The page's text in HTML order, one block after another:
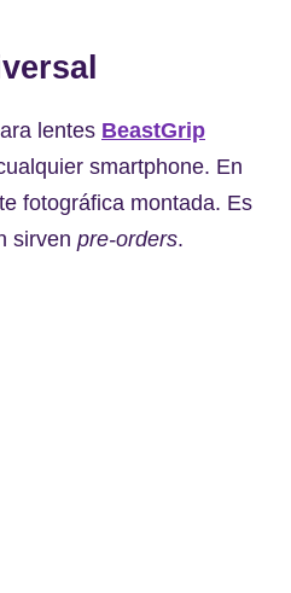
lentes BeastGrip
smartphone. En
fotográfica montada. Es
sirven pre-orders.